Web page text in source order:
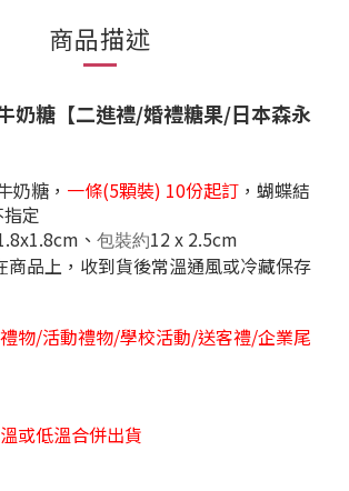
商品描述
奶糖【二進禮/婚禮糖果/日本森永
奶糖 ， 一條(5顆裝) 10份起訂 ，蝴蝶結
定
、 包裝約12 x 2.5cm
商品上，收到貨後常溫通風或冷藏保存
物/活動禮物/學校活動/送客禮/企業尾
或低溫合併出貨